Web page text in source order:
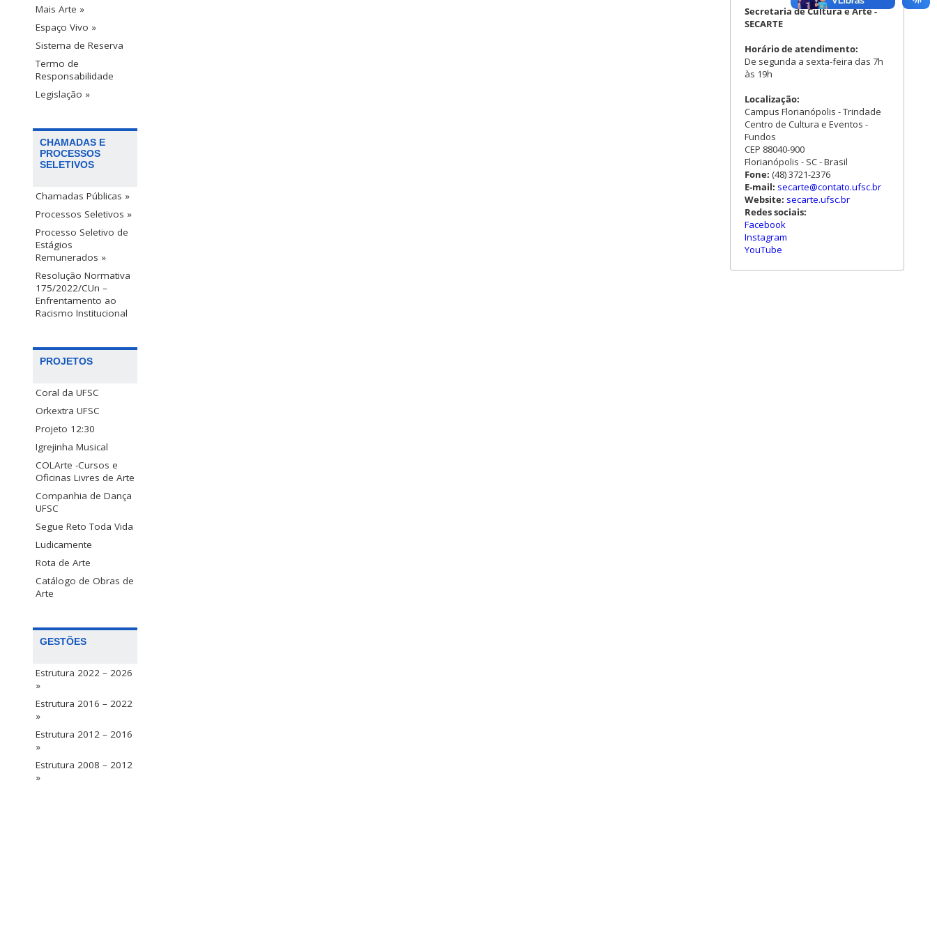
Mais Arte »
Espaço Vivo »
Sistema de Reserva
Termo de
Responsabilidade
Legislação »
CHAMADAS E
PROCESSOS
SELETIVOS
Chamadas Públicas »
Processos Seletivos »
Processo Seletivo de
Estágios
Remunerados »
Resolução Normativa
175/2022/CUn –
Enfrentamento ao
Racismo Institucional
PROJETOS
Coral da UFSC
Orkextra UFSC
Projeto 12:30
Igrejinha Musical
COLArte -Cursos e
Oficinas Livres de Arte
Companhia de Dança
UFSC
Segue Reto Toda Vida
Ludicamente
Rota de Arte
Catálogo de Obras de
Arte
GESTÕES
Estrutura 2022 – 2026
»
Estrutura 2016 – 2022
»
Estrutura 2012 – 2016
»
Estrutura 2008 – 2012
»
Secretaria de Cultura e Arte -
SECARTE
Horário de atendimento:
De segunda a sexta-feira das 7h
às 19h
Localização:
Campus Florianópolis - Trindade
Centro de Cultura e Eventos -
Fundos
CEP 88040-900
Florianópolis - SC - Brasil
Fone: (48) 3721-2376
E-mail: secarte@contato.ufsc.br
Website: secarte.ufsc.br
Redes sociais:
Facebook
Instagram
YouTube